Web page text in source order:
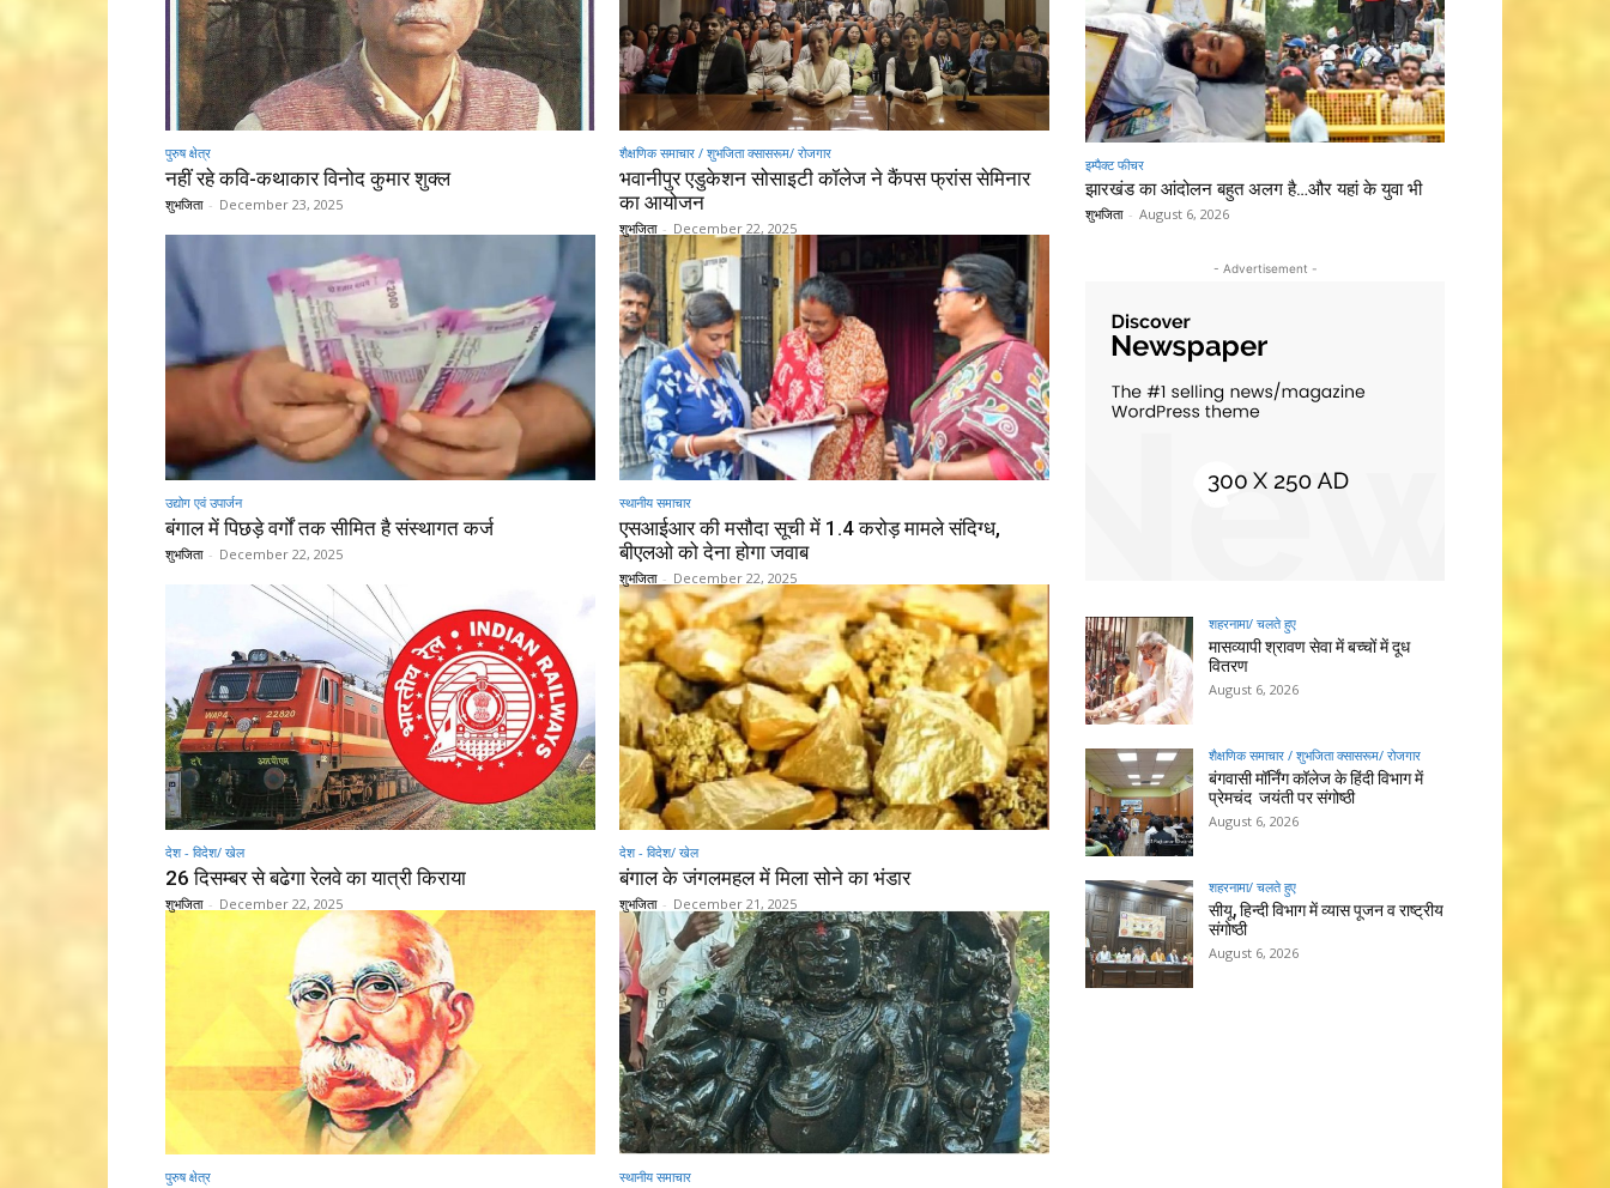
पुरुष क्षेत्र
नहीं रहे कवि-कथाकार विनोद कुमार शुक्ल
शुभजिता - December 23, 2025
शैक्षणिक समाचार / शुभजिता क्सासरूम/ रोजगार
भवानीपुर एडुकेशन सोसाइटी कॉलेज ने कैंपस फ्रांस सेमिनार
का आयोजन
शुभजिता - December 22, 2025
उद्योग एवं उपार्जन
बंगाल में पिछड़े वर्गों तक सीमित है संस्थागत कर्ज
शुभजिता - December 22, 2025
स्थानीय समाचार
एसआईआर की मसौदा सूची में 1.4 करोड़ मामले संदिग्ध,
बीएलओ को देना होगा जवाब
शुभजिता - December 22, 2025
देश - विदेश/ खेल
26 दिसम्बर से बढेगा रेलवे का यात्री किराया
शुभजिता - December 22, 2025
देश - विदेश/ खेल
बंगाल के जंगलमहल में मिला सोने का भंडार
शुभजिता - December 21, 2025
पुरुष क्षेत्र स्थानीय समाचार
इम्पैक्ट फीचर
झारखंड का आंदोलन बहुत अलग है…और यहां के युवा भी
शुभजिता - August 6, 2026
- Advertisement -
शहरनामा/ चलते हुए
मासव्यापी श्रावण सेवा में बच्चों में दूध
वितरण
August 6, 2026
शैक्षणिक समाचार / शुभजिता क्सासरूम/ रोजगार
बंगवासी मॉर्निंग कॉलेज के हिंदी विभाग में
प्रेमचंद जयंती पर संगोष्ठी
August 6, 2026
शहरनामा/ चलते हुए
सीयू, हिन्दी विभाग में व्यास पूजन व राष्ट्रीय
संगोष्ठी
August 6, 2026